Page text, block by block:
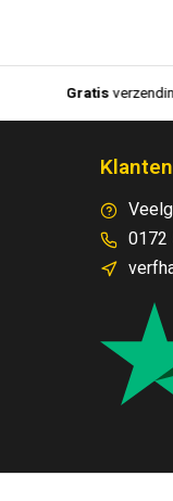
deskundig
0172